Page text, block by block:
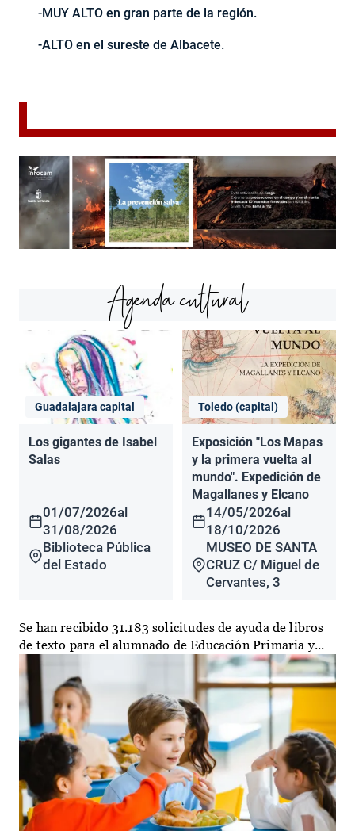
-MUY ALTO en gran parte de la región.
-ALTO en el sureste de Albacete.
Agenda cultural
Guadalajara capital
Los gigantes de Isabel
Salas
01/07/2026al
31/08/2026
Biblioteca Pública
del Estado
Toledo (capital)
Exposición "Los Mapas
y la primera vuelta al
mundo". Expedición de
Magallanes y Elcano
14/05/2026al
18/10/2026
MUSEO DE SANTA
CRUZ C/ Miguel de
Cervantes, 3
Se han recibido 31.183 solicitudes de ayuda de libros
de texto para el alumnado de Educación Primaria y...